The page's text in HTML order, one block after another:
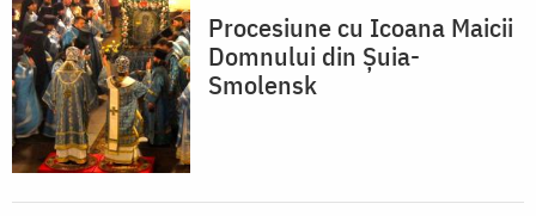
Procesiune cu Icoana Maicii
Domnului din Șuia-
Smolensk